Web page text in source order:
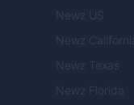
Newz US
Newz California
Newz Texas
Newz Florida